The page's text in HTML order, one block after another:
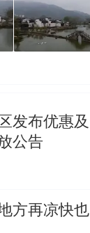
发布优惠及
公告
方再凉快也